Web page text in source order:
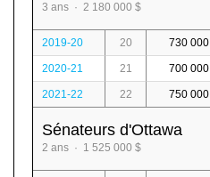
3 ans · 2 180 000 $
2019-20 20 730 000
2020-21 21 700 000
2021-22 22 750 000
Sénateurs d'Ottawa
2 ans · 1 525 000 $